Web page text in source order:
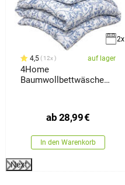
2x
4,5 12x auf lager
4Home
Baumwollbettwäsche
ab 28,99€
In den Warenkorb
Next